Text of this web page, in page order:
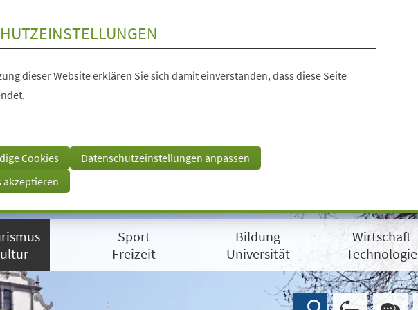
dieser Website erklären Sie sich damit einverstanden, dass diese Seite
Cookies
Datenschutzeinstellungen anpassen
akzeptieren
Sport
Freizeit
Bildung
Universität
Wirtschaft
Technologie